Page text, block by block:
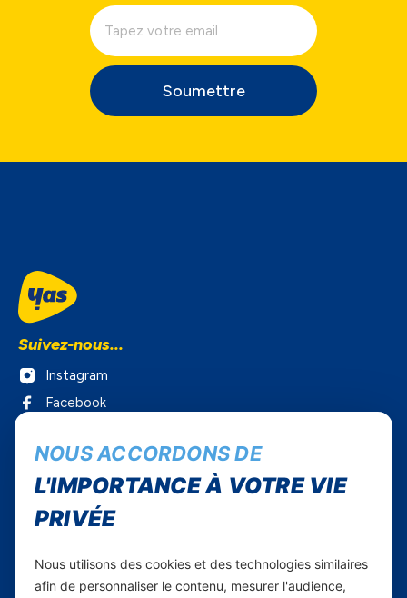
Soumettre
Suivez-nous...
Instagram
Facebook
Youtube
Yas Sénégal
Yas en Afrique
NOUS ACCORDONS DE
L'IMPORTANCE À VOTRE VIE
PRIVÉE
Nous utilisons des cookies et des technologies similaires
afin de personnaliser le contenu, mesurer l'audience,